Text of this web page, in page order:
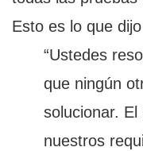
Esto es lo que
“Ustedes
que ningún
solucionar.
nuestros